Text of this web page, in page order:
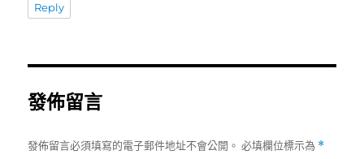
Reply
發佈留言
發佈留言必須填寫的電子郵件地址不會公開。 必填欄位標示為 *